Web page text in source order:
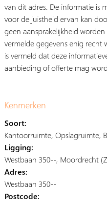
van dit adres. De informatie is
voor de juistheid ervan kan
geen aansprakelijkheid
vermelde gegevens enig recht
is vermeld dat deze
aanbieding of offerte mag
Kenmerken
Soort:
Kantoorruimte, Opslagruimte,
Ligging:
Westbaan 350--, Moordrecht
Adres:
Westbaan 350--
Postcode: